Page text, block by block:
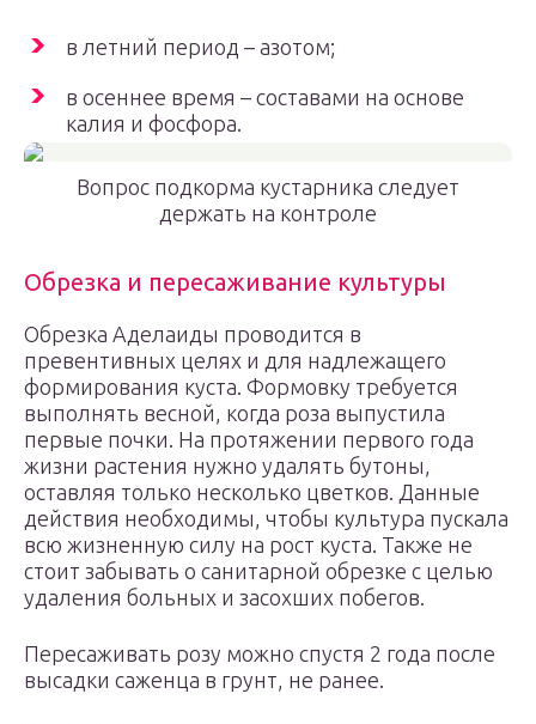
в летний период – азотом;
в осеннее время – составами на основе
калия и фосфора.
Вопрос подкорма кустарника следует
держать на контроле
Обрезка и пересаживание культуры
Обрезка Аделаиды проводится в
превентивных целях и для надлежащего
формирования куста. Формовку требуется
выполнять весной, когда роза выпустила
первые почки. На протяжении первого года
жизни растения нужно удалять бутоны,
оставляя только несколько цветков. Данные
действия необходимы, чтобы культура пускала
всю жизненную силу на рост куста. Также не
стоит забывать о санитарной обрезке с целью
удаления больных и засохших побегов.
Пересаживать розу можно спустя 2 года после
высадки саженца в грунт, не ранее.